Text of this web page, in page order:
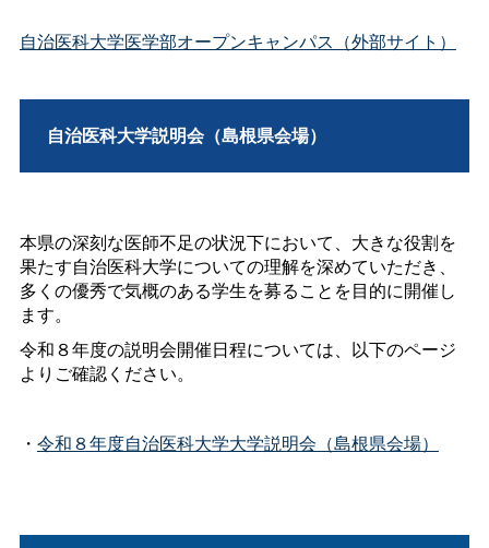
自治医科大学医学部オープンキャンパス（外部サイト）
自治医科大学説明会（島根県会場）
本県の深刻な医師不足の状況下において、大きな役割を
果たす自治医科大学についての理解を深めていただき、
多くの優秀で気概のある学生を募ることを目的に開催し
ます。
令和８年度の説明会開催日程については、以下のページ
よりご確認ください。
・ 令和８年度自治医科大学大学説明会（島根県会場）